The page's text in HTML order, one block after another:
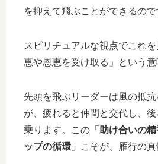
を抑えて飛ぶことができるので
スピリチュアルな視点でこれ
恵や恩恵を受け取る」という意
先頭を飛ぶリーダーは風の抵
が、疲れると仲間と交代し、
乗ります。この 「助け合いの精
ップの循環」
こそが、雁行の真